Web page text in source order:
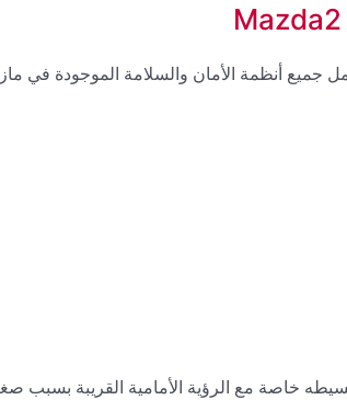
حيث تعمل جميع أنظمة الأمان والسلامة الموجودة في
خاصة مع الرؤية الأمامية القريبة بسبب